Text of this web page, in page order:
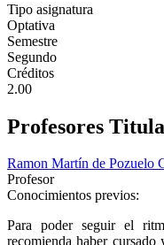
Tipo asignatura
Optativa
Semestre
Segundo
Créditos
2.00
Profesores
Ramon Martín de Pozuelo
Profesor
Conocimientos previos:
Para poder seguir el
recomienda haber cursado